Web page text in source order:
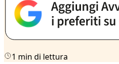
1 min di lettura